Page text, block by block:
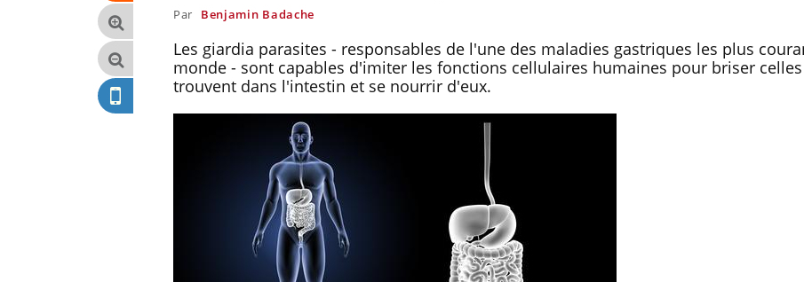
Par Benjamin Badache
Les giardia parasites - responsables de l'une des maladies gastriques les plus
monde - sont capables d'imiter les fonctions cellulaires humaines pour briser
trouvent dans l'intestin et se nourrir d'eux.